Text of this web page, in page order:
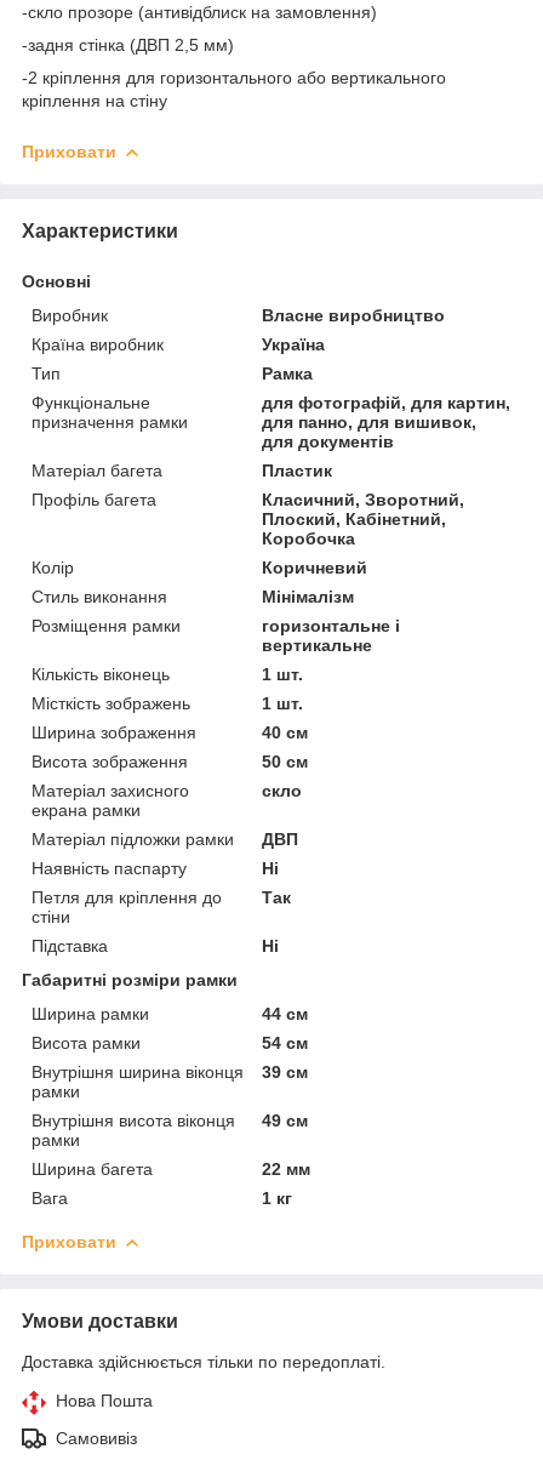
-скло прозоре (антивідблиск на замовлення)
-задня стінка (ДВП 2,5 мм)
-2 кріплення для горизонтального або вертикального
кріплення на стіну
Приховати
Характеристики
Основні
Виробник
Власне виробництво
Країна виробник
Україна
Тип
Рамка
Функціональне
призначення рамки
для фотографій, для картин,
для панно, для вишивок,
для документів
Матеріал багета
Пластик
Профіль багета
Класичний, Зворотний,
Плоский, Кабінетний,
Коробочка
Колір
Коричневий
Стиль виконання
Мінімалізм
Розміщення рамки
горизонтальне і
вертикальне
Кількість віконець
1 шт.
Місткість зображень
1 шт.
Ширина зображення
40 см
Висота зображення
50 см
Матеріал захисного
екрана рамки
скло
Матеріал підложки рамки
ДВП
Наявність паспарту
Ні
Петля для кріплення до
стіни
Так
Підставка
Ні
Габаритні розміри рамки
Ширина рамки
44 см
Висота рамки
54 см
Внутрішня ширина віконця
рамки
39 см
Внутрішня висота віконця
рамки
49 см
Ширина багета
22 мм
Вага
1 кг
Приховати
Умови доставки
Доставка здійснюється тільки по передоплаті.
Нова Пошта
Самовивіз